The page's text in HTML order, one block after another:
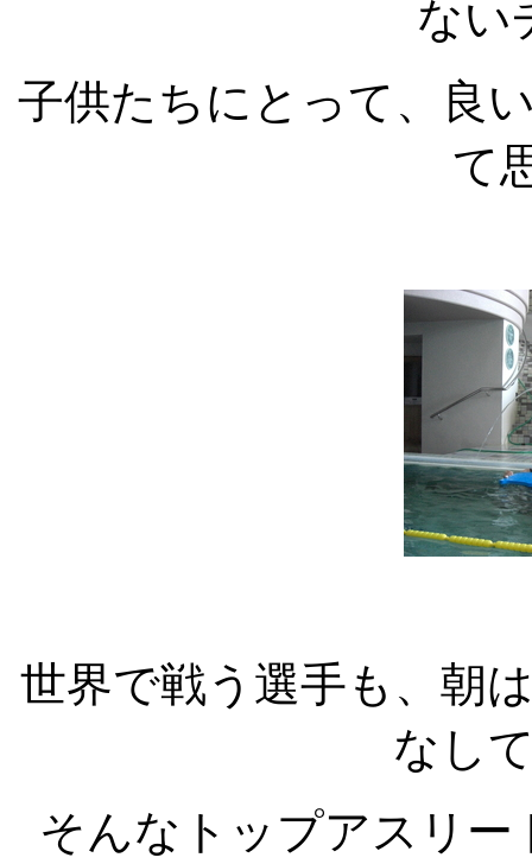
ない
子供たちにとって、良
て
世界で戦う選手も、朝
なし
そんなトップアスリ